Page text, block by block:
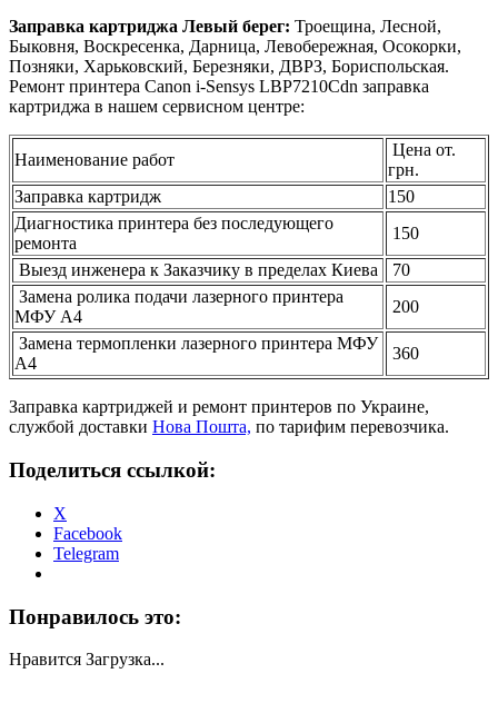
Заправка картриджа Левый берег: Троещина, Лесной,
Быковня, Воскресенка, Дарница, Левобережная, Осокорки,
Позняки, Харьковский, Березняки, ДВРЗ, Бориспольская.
Ремонт принтера Canon i-Sensys LBP7210Cdn заправка
картриджа в нашем сервисном центре:
Наименование работ
Цена от.
грн.
Заправка картридж
150
Диагностика принтера без последующего
ремонта
150
Выезд инженера к Заказчику в пределах Киева
70
Замена ролика подачи лазерного принтера
МФУ А4
200
Замена термопленки лазерного принтера МФУ
А4
360
Заправка картриджей и ремонт принтеров по Украине,
службой доставки Нова Пошта, по тарифим перевозчика.
Поделиться ссылкой:
X
Facebook
Telegram
Понравилось это:
Нравится Загрузка...